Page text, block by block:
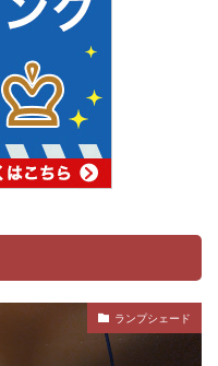
ランプシェード